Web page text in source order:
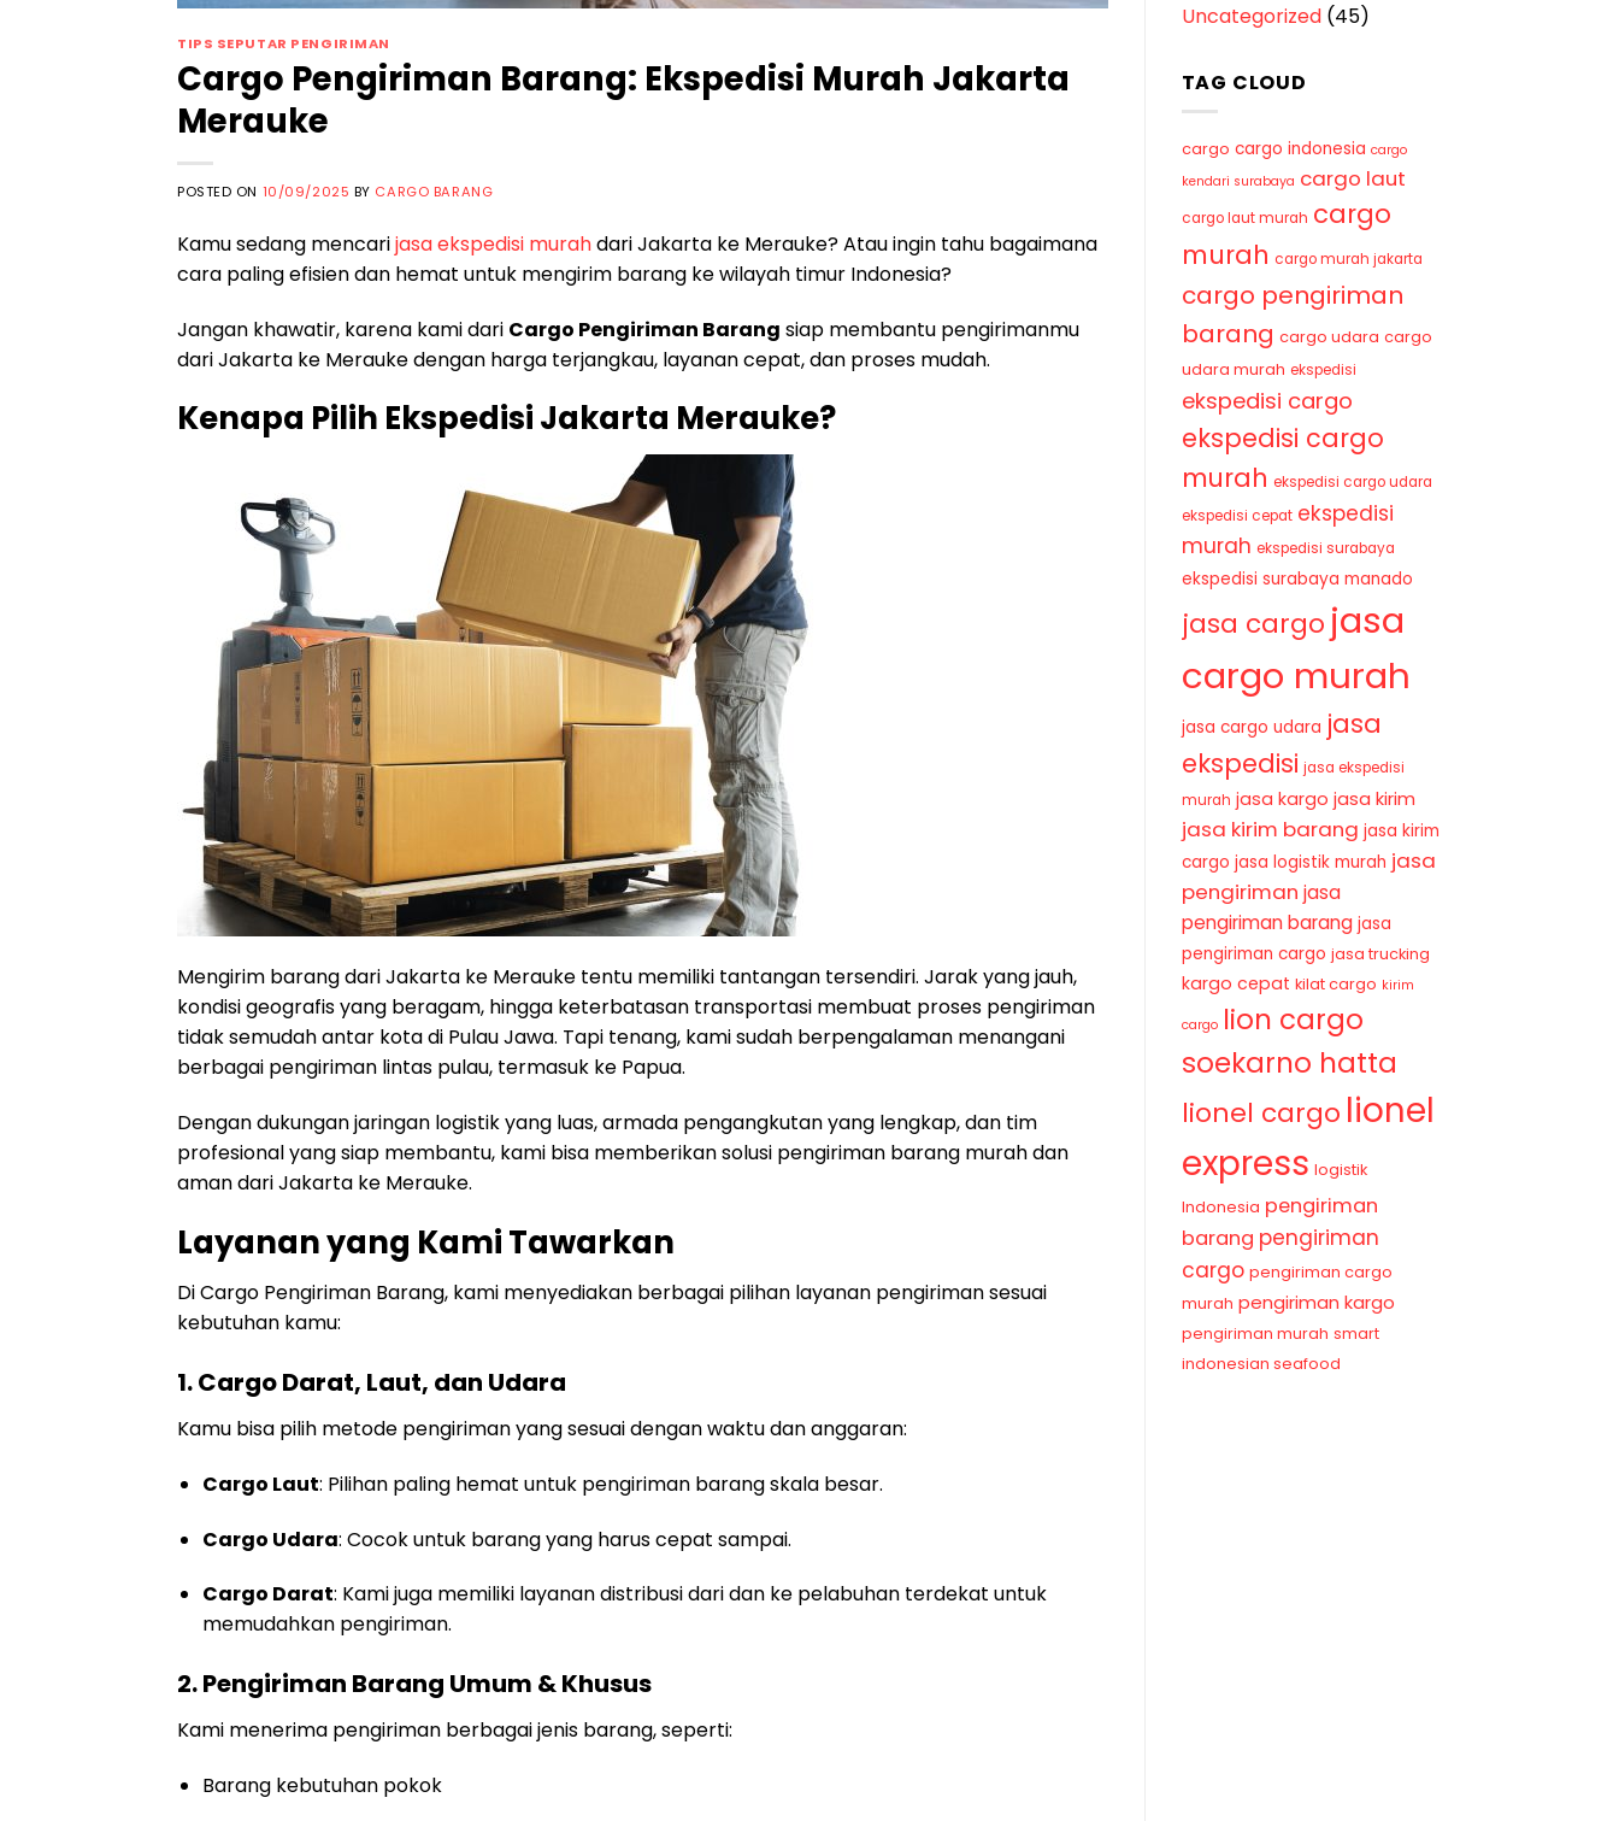
TIPS SEPUTAR PENGIRIMAN
Cargo Pengiriman Barang: Ekspedisi Murah Jakarta
Merauke
POSTED ON 10/09/2025 BY CARGO BARANG
Kamu sedang mencarijasa ekspedisi murahdari Jakarta ke Merauke? Atau ingin tahu bagaimana
cara paling efisien dan hemat untuk mengirim barang ke wilayah timur Indonesia?
Jangan khawatir, karena kami dari Cargo Pengiriman Barang siap membantu pengirimanmu
dari Jakarta ke Merauke dengan harga terjangkau, layanan cepat, dan proses mudah.
Kenapa Pilih Ekspedisi Jakarta Merauke?
Mengirim barang dari Jakarta ke Merauke tentu memiliki tantangan tersendiri. Jarak yang jauh,
kondisi geografis yang beragam, hingga keterbatasan transportasi membuat proses pengiriman
tidak semudah antar kota di Pulau Jawa. Tapi tenang, kami sudah berpengalaman menangani
berbagai pengiriman lintas pulau, termasuk ke Papua.
Dengan dukungan jaringan logistik yang luas, armada pengangkutan yang lengkap, dan tim
profesional yang siap membantu, kami bisa memberikan solusi pengiriman barang murah dan
aman dari Jakarta ke Merauke.
Layanan yang Kami Tawarkan
Di Cargo Pengiriman Barang, kami menyediakan berbagai pilihan layanan pengiriman sesuai
kebutuhan kamu:
1. Cargo Darat, Laut, dan Udara
Kamu bisa pilih metode pengiriman yang sesuai dengan waktu dan anggaran:
Cargo Laut: Pilihan paling hemat untuk pengiriman barang skala besar.
Cargo Udara: Cocok untuk barang yang harus cepat sampai.
Cargo Darat: Kami juga memiliki layanan distribusi dari dan ke pelabuhan terdekat untuk
memudahkan pengiriman.
2. Pengiriman Barang Umum & Khusus
Kami menerima pengiriman berbagai jenis barang, seperti:
Barang kebutuhan pokok
Uncategorized(45)
TAG CLOUD
cargo cargo indonesia cargo
kendari surabaya cargo laut
cargo laut murah cargo
murah cargo murah jakarta
cargo pengiriman
barang cargo udara cargo
udara murah ekspedisi
ekspedisi cargo
ekspedisi cargo
murah ekspedisi cargo udara
ekspedisi cepat ekspedisi
murah ekspedisi surabaya
ekspedisi surabaya manado
jasa cargo jasa
cargo murah
jasa cargo udara jasa
ekspedisi jasa ekspedisi
murah jasa kargo jasa kirim
jasa kirim barang jasa kirim
cargo jasa logistik murah jasa
pengiriman jasa
pengiriman barang jasa
pengiriman cargo jasa trucking
kargo cepat kilat cargo kirim
cargo lion cargo
soekarno hatta
lionel cargo lionel
express logistik
Indonesia pengiriman
barang pengiriman
cargo pengiriman cargo
murah pengiriman kargo
pengiriman murah smart
indonesian seafood